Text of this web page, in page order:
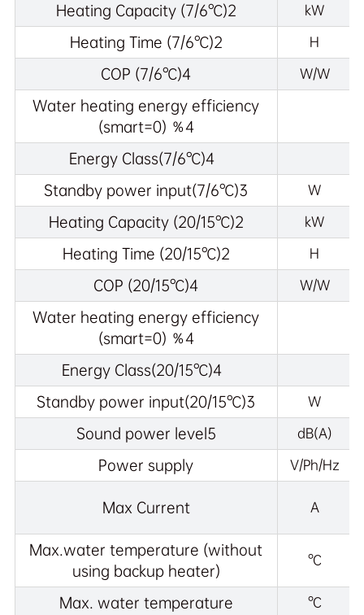
Heating Capacity (7/6℃)2
kW
Heating Time (7/6℃)2 H
COP (7/6℃)4 W/W
Water heating energy efficiency
(smart=0) ％4
Energy Class(7/6℃)4
Standby power input(7/6℃)3
W
Heating Capacity (20/15℃)2 kW
Heating Time (20/15℃)2 H
COP (20/15℃)4 W/W
Water heating energy efficiency
(smart=0) ％4
Energy Class(20/15℃)4
Standby power input(20/15℃)3
W
Sound power level5 dB(A)
Power supply V/Ph/Hz
Max Current A
Max.water temperature (without
using backup heater)
°C
Max. water temperature °C